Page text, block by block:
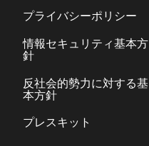
プライバシーポリシー
情報セキュリティ基本方
針
反社会的勢力に対する基
本方針
プレスキット